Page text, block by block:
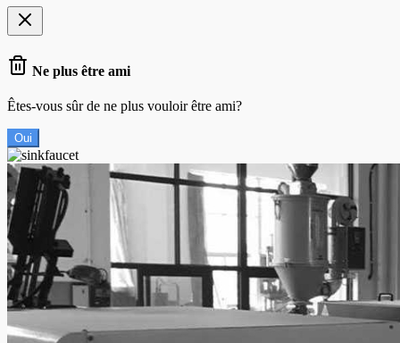
Ne plus être ami
Êtes-vous sûr de ne plus vouloir être ami?
Oui